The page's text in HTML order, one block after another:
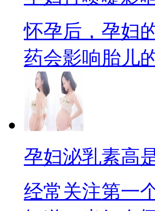
怀孕后，孕妇
药会影响胎儿
孕妇泌乳素高
经常关注第一